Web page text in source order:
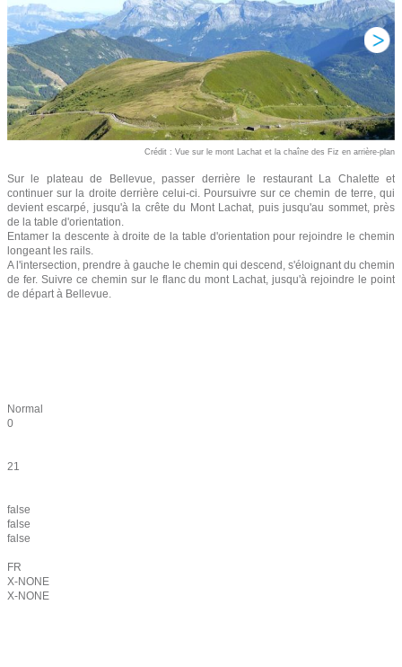
Crédit : Vue sur le mont Lachat et la chaîne des Fiz en arrière-plan
Sur le plateau de Bellevue, passer derrière le restaurant La Chalette et
continuer sur la droite derrière celui-ci. Poursuivre sur ce chemin de terre, qui
devient escarpé, jusqu'à la crête du Mont Lachat, puis jusqu'au sommet, près
de la table d'orientation.
Entamer la descente à droite de la table d'orientation pour rejoindre le chemin
longeant les rails.
A l'intersection, prendre à gauche le chemin qui descend, s'éloignant du chemin
de fer. Suivre ce chemin sur le flanc du mont Lachat, jusqu'à rejoindre le point
de départ à Bellevue.
Normal
0
21
false
false
false
FR
X-NONE
X-NONE